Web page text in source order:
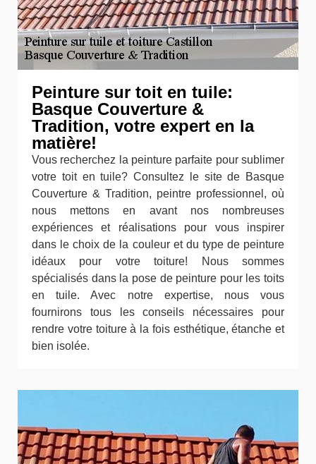
Peinture sur toit en tuile:
Basque Couverture &
Tradition, votre expert en la
matière!
Vous recherchez la peinture parfaite pour sublimer
votre toit en tuile? Consultez le site de Basque
Couverture & Tradition, peintre professionnel, où
nous mettons en avant nos nombreuses
expériences et réalisations pour vous inspirer
dans le choix de la couleur et du type de peinture
idéaux pour votre toiture! Nous sommes
spécialisés dans la pose de peinture pour les toits
en tuile. Avec notre expertise, nous vous
fournirons tous les conseils nécessaires pour
rendre votre toiture à la fois esthétique, étanche et
bien isolée.